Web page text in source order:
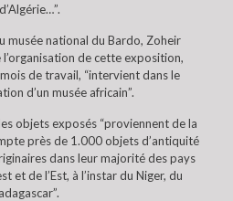
musée national du Bardo, Zoheir
de cette exposition,
de travail, “intervient dans le
d’un musée africain”.
objets exposés “proviennent de la
près de 1.000 objets d’antiquité
dans leur majorité des pays
et de l’Est, à l’instar du Niger, du